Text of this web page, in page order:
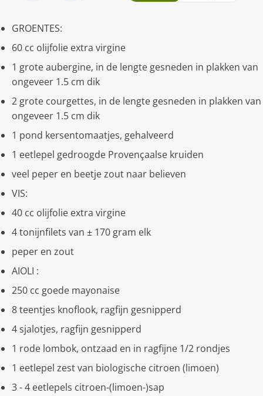
GROENTES:
60 cc olijfolie extra virgine
1 grote aubergine, in de lengte gesneden in plakken van
ongeveer 1.5 cm dik
2 grote courgettes, in de lengte gesneden in plakken van
ongeveer 1.5 cm dik
1 pond kersentomaatjes, gehalveerd
1 eetlepel gedroogde Provençaalse kruiden
veel peper en beetje zout naar believen
VIS:
40 cc olijfolie extra virgine
4 tonijnfilets van ± 170 gram elk
peper en zout
AIOLI :
250 cc goede mayonaise
8 teentjes knoflook, ragfijn gesnipperd
4 sjalotjes, ragfijn gesnipperd
1 rode lombok, ontzaad en in ragfijne 1/2 rondjes
1 eetlepel zest van biologische citroen (limoen)
3 - 4 eetlepels citroen-(limoen-)sap